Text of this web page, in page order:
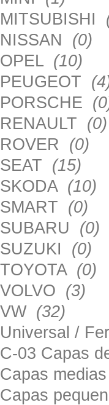
MITSUBISHI
NISSAN (0)
OPEL (10)
PEUGEOT
PORSCHE
RENAULT (0)
ROVER (0)
SEAT (15)
SKODA (10)
SMART (0)
SUBARU (0)
SUZUKI (0)
TOYOTA (0)
VOLVO (3)
VW (32)
Universal /
C-03 Capas
Capas
Capas